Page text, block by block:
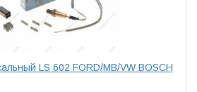
LS 602 FORD/MB/VW BOSCH